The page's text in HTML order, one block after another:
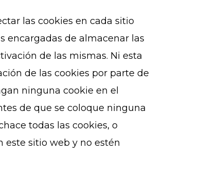
las cookies en cada sitio
encargadas de almacenar las
de las mismas. Ni esta
de las cookies por parte de
ninguna cookie en el
de que se coloque ninguna
todas las cookies, o
este sitio web y no estén